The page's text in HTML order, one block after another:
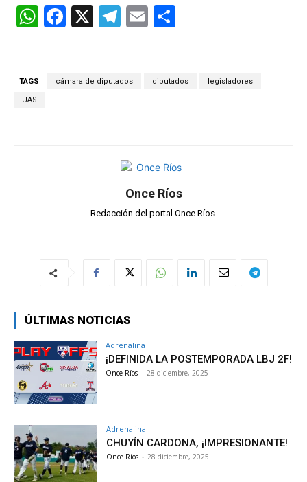
W F
b
X
T
gr
E
p
TAGS cámara de diputados diputados legisladores
UAS
Once Ríos
Redacción del portal Once Ríos.
ÚLTIMAS NOTICIAS
Adrenalina
¡DEFINIDA LA POSTEMPORADA LBJ 2F!
Once Ríos - 28 diciembre, 2025
Adrenalina
CHUYÍN CARDONA, ¡IMPRESIONANTE!
Once Ríos - 28 diciembre, 2025